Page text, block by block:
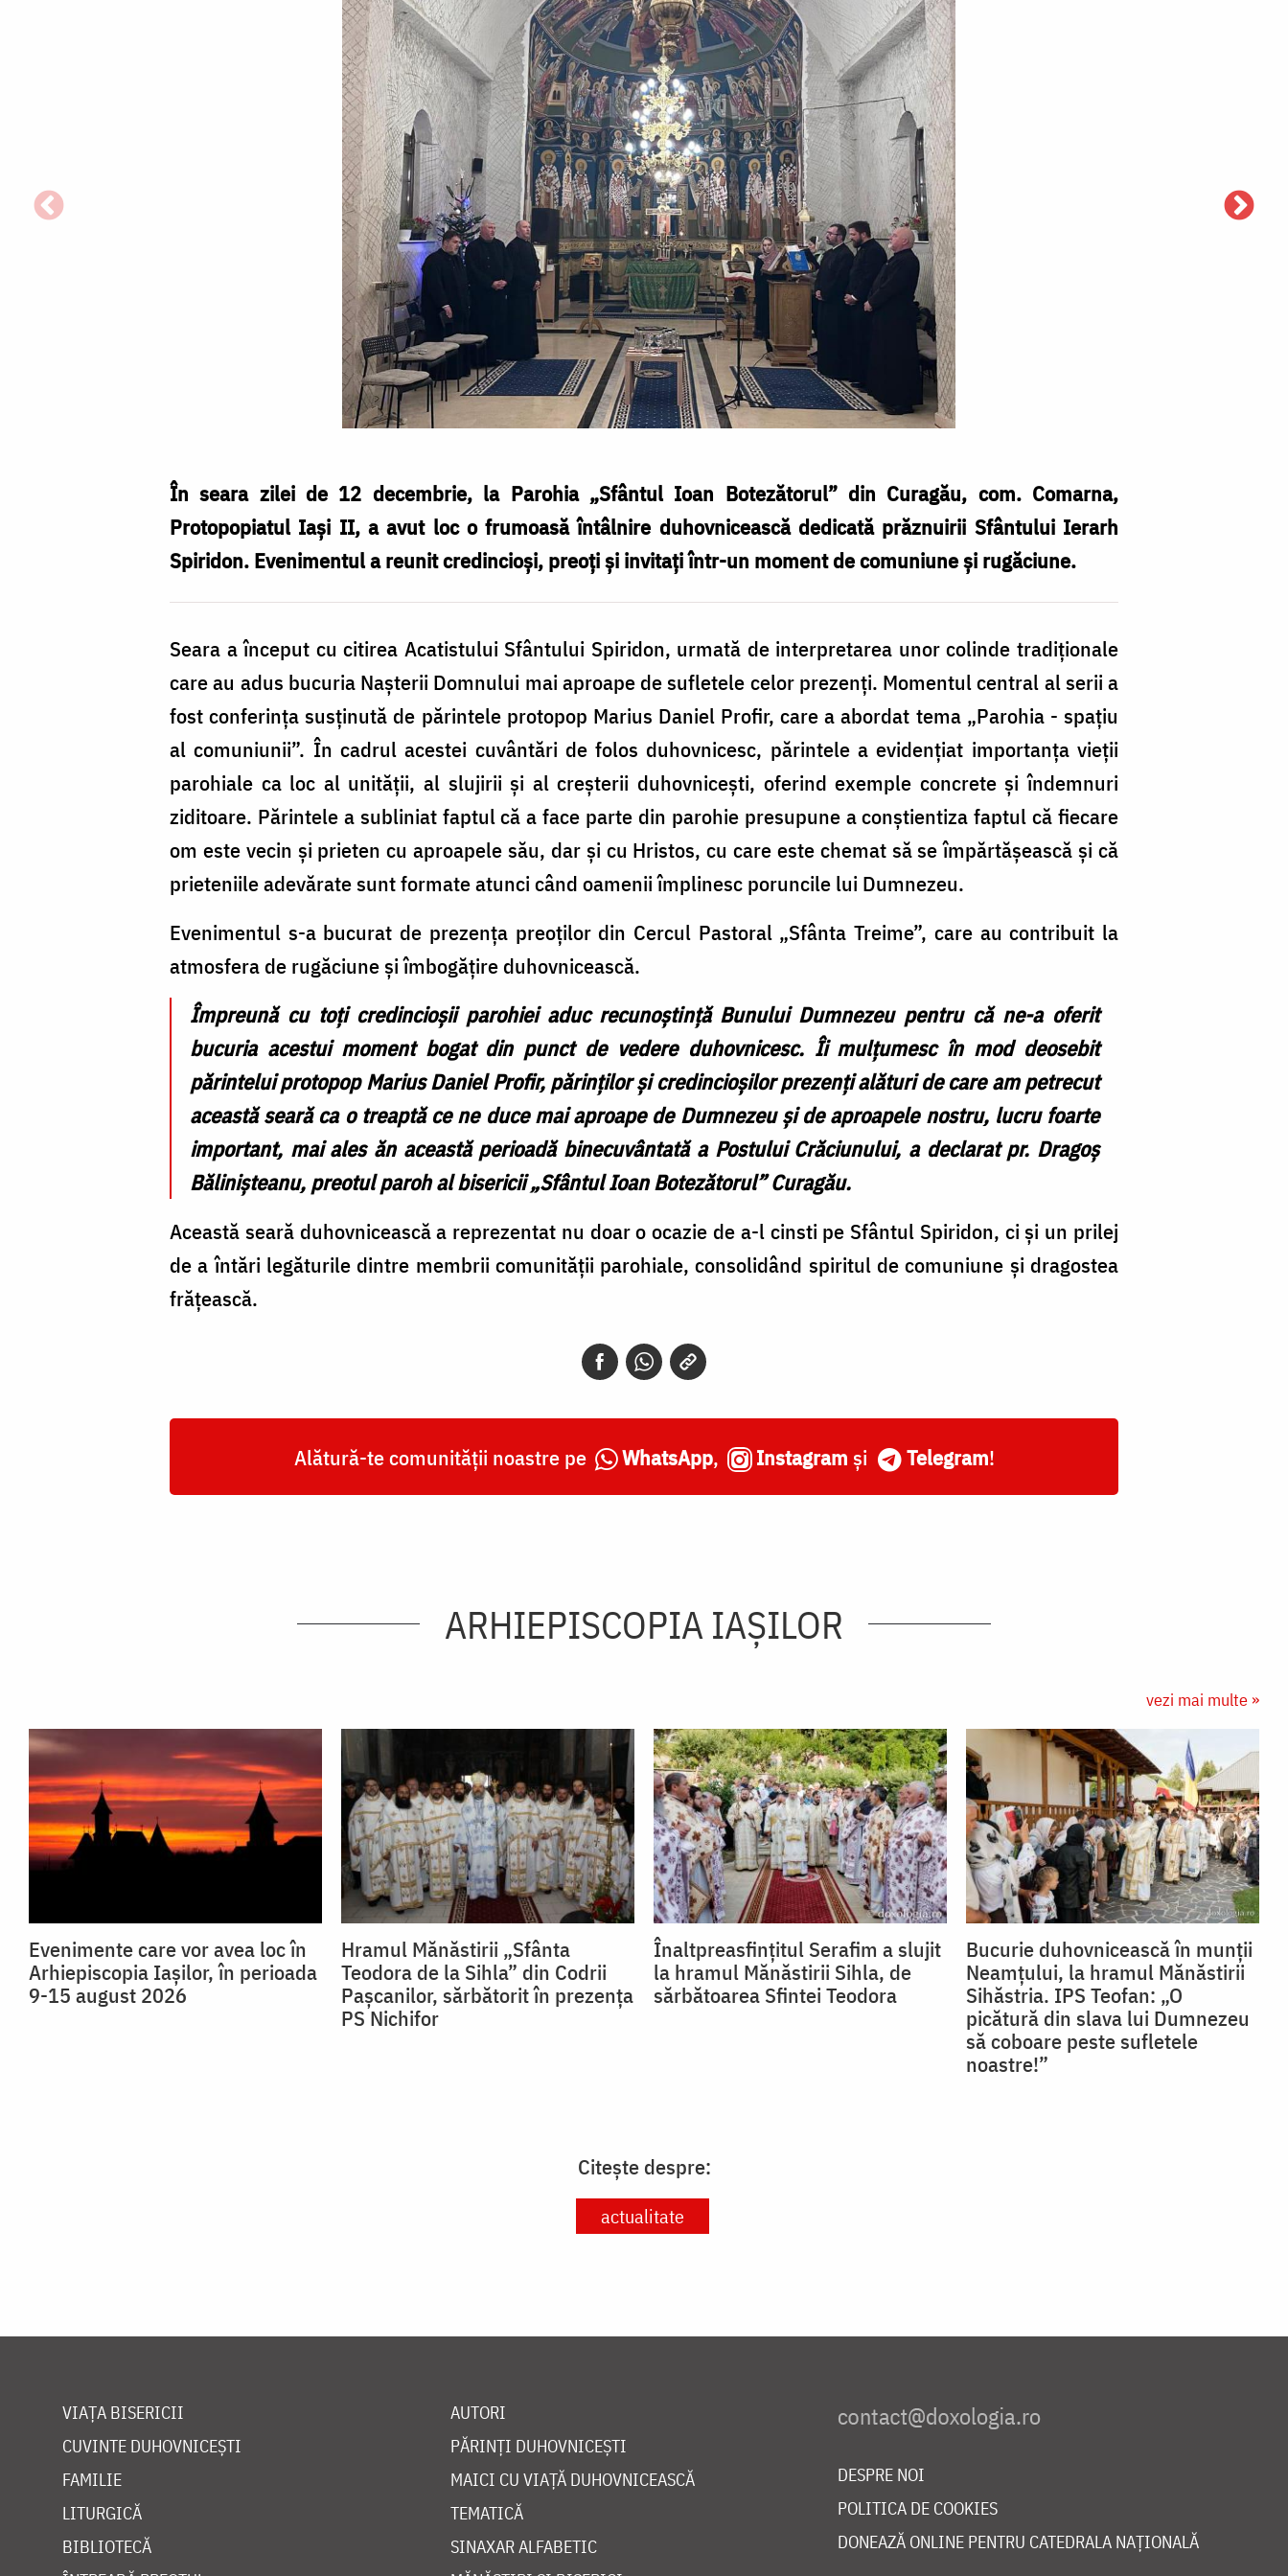
În seara zilei de 12 decembrie, la Parohia „Sfântul Ioan Botezătorul” din Curagău, com. Comarna,
Protopopiatul Iași II, a avut loc o frumoasă întâlnire duhovnicească dedicată prăznuirii Sfântului Ierarh
Spiridon. Evenimentul a reunit credincioși, preoți și invitați într-un moment de comuniune și rugăciune.
Seara a început cu citirea Acatistului Sfântului Spiridon, urmată de interpretarea unor colinde tradiționale
care au adus bucuria Nașterii Domnului mai aproape de sufletele celor prezenți. Momentul central al serii a
fost conferința susținută de părintele protopop Marius Daniel Profir, care a abordat tema „Parohia - spațiu
al comuniunii”. În cadrul acestei cuvântări de folos duhovnicesc, părintele a evidențiat importanța vieții
parohiale ca loc al unității, al slujirii și al creșterii duhovnicești, oferind exemple concrete și îndemnuri
ziditoare. Părintele a subliniat faptul că a face parte din parohie presupune a conștientiza faptul că fiecare
om este vecin și prieten cu aproapele său, dar și cu Hristos, cu care este chemat să se împărtășească și că
prieteniile adevărate sunt formate atunci când oamenii împlinesc poruncile lui Dumnezeu.
Evenimentul s-a bucurat de prezența preoților din Cercul Pastoral „Sfânta Treime”, care au contribuit la
atmosfera de rugăciune și îmbogățire duhovnicească.
Împreună cu toți credincioșii parohiei aduc recunoștință Bunului Dumnezeu pentru că ne-a oferit
bucuria acestui moment bogat din punct de vedere duhovnicesc. Îi mulțumesc în mod deosebit
părintelui protopop Marius Daniel Profir, părinților și credincioșilor prezenți alături de care am petrecut
această seară ca o treaptă ce ne duce mai aproape de Dumnezeu și de aproapele nostru, lucru foarte
important, mai ales ăn această perioadă binecuvântată a Postului Crăciunului, a declarat pr. Dragoș
Bălinișteanu, preotul paroh al bisericii „Sfântul Ioan Botezătorul” Curagău.
Această seară duhovnicească a reprezentat nu doar o ocazie de a-l cinsti pe Sfântul Spiridon, ci și un prilej
de a întări legăturile dintre membrii comunității parohiale, consolidând spiritul de comuniune și dragostea
frățească.
Alătură-te comunității noastre pe WhatsApp, Instagram și Telegram!
ARHIEPISCOPIA IAŞILOR
vezi mai multe »
Evenimente care vor avea loc în
Arhiepiscopia Iaşilor, în perioada
9-15 august 2026
Hramul Mănăstirii „Sfânta
Teodora de la Sihla” din Codrii
Pașcanilor, sărbătorit în prezența
PS Nichifor
Înaltpreasfințitul Serafim a slujit
la hramul Mănăstirii Sihla, de
sărbătoarea Sfintei Teodora
Bucurie duhovnicească în munții
Neamțului, la hramul Mănăstirii
Sihăstria. IPS Teofan: „O
picătură din slava lui Dumnezeu
să coboare peste sufletele
noastre!”
Citește despre:
actualitate
VIAȚA BISERICII
CUVINTE DUHOVNICEȘTI
FAMILIE
LITURGICĂ
BIBLIOTECĂ
AUTORI
PĂRINȚI DUHOVNICEȘTI
MAICI CU VIAȚĂ DUHOVNICEASCĂ
TEMATICĂ
SINAXAR ALFABETIC
DESPRE NOI
POLITICA DE COOKIES
DONEAZĂ ONLINE PENTRU CATEDRALA NAȚIONALĂ